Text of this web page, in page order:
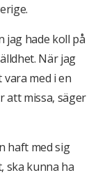
jag hade koll på
När jag
med i en
att missa, säger
haft med sig
ska kunna ha